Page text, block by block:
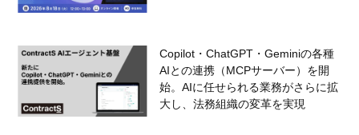
Copilot・ChatGPT・Geminiの各種
AIとの連携（MCPサーバー）を開
始。AIに任せられる業務がさらに拡
大し、法務組織の変革を実現